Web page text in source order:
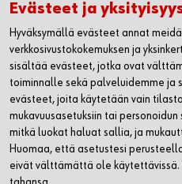
WÜRTH OY
MYYNTI JA ASIAKASPALVELU
WÜRTH HUOLTO
LASKUTUSTIEDOT
SEURAA MEITÄ
Evästeet ja
Hyväksymällä evästeet annat
verkkosivustokokemuksen ja
sisältää evästeet, jotka ovat
toiminnalle sekä palveluidemme ja
evästeet, joita käytetään vain
mukavuusasetuksiin tai
mitkä luokat haluat sallia, ja
Huomaa, että asetustesi
eivät välttämättä ole